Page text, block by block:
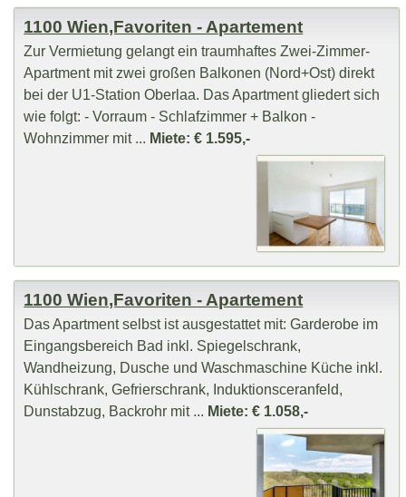
1100 Wien,Favoriten - Apartement
Zur Vermietung gelangt ein traumhaftes Zwei-Zimmer-
Apartment mit zwei großen Balkonen (Nord+Ost) direkt
bei der U1-Station Oberlaa. Das Apartment gliedert sich
wie folgt: - Vorraum - Schlafzimmer + Balkon -
Wohnzimmer mit ... Miete: € 1.595,-
1100 Wien,Favoriten - Apartement
Das Apartment selbst ist ausgestattet mit: Garderobe im
Eingangsbereich Bad inkl. Spiegelschrank,
Wandheizung, Dusche und Waschmaschine Küche inkl.
Kühlschrank, Gefrierschrank, Induktionsceranfeld,
Dunstabzug, Backrohr mit ... Miete: € 1.058,-